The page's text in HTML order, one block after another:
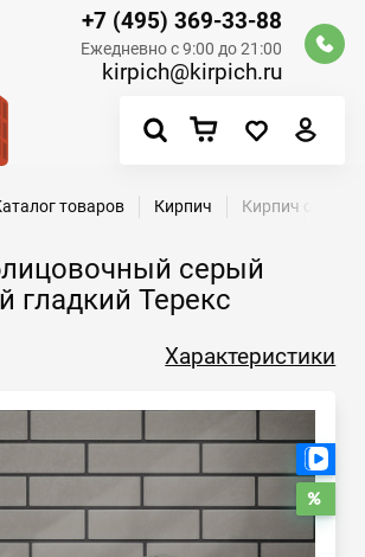
+7 (495) 369-33-88
Ежедневно с 9:00 до 21:00
kirpich@kirpich.ru
серый
гладкий Терекс
товаров Кирпич Кирпич
Характеристики